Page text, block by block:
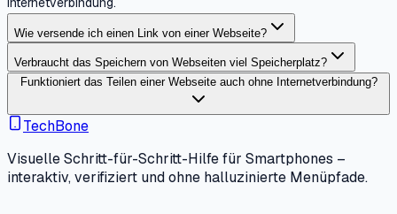
Wie versende ich einen Link von einer Webseite?
Verbraucht das Speichern von Webseiten viel Speicherplatz?
Funktioniert das Teilen einer Webseite auch ohne Internetverbindung?
TechBone
Visuelle Schritt-für-Schritt-Hilfe für Smartphones –
interaktiv, verifiziert und ohne halluzinierte Menüpfade.